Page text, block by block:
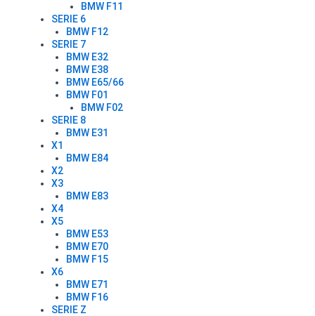
BMW F11
SERIE 6
BMW F12
SERIE 7
BMW E32
BMW E38
BMW E65/66
BMW F01
BMW F02
SERIE 8
BMW E31
X1
BMW E84
X2
X3
BMW E83
X4
X5
BMW E53
BMW E70
BMW F15
X6
BMW E71
BMW F16
SERIE Z